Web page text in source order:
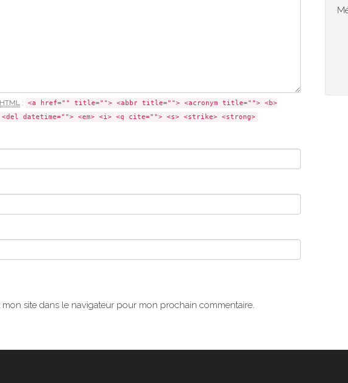
HTML :
<a href="" title=""> <abbr title=""> <acronym title=""> <b>
datetime=""> <em> <i> <q cite=""> <s> <strike> <strong>
site dans le navigateur pour mon prochain commentaire.